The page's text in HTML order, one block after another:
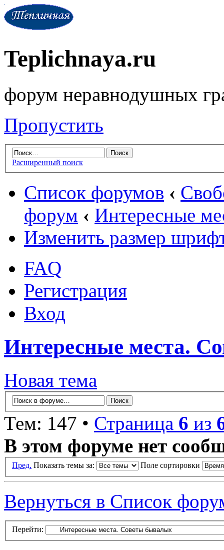
Teplichnaya.ru
форум неравнодушных
Пропустить
Расширенный поиск
Список форумов ‹
форум ‹ Интересные
Изменить размер
FAQ
Регистрация
Вход
Интересные места.
Новая тема
Тем: 147 • Страница 6 из
В этом форуме нет
Пред. Показать темы за: Поле сортировки
Вернуться в Список
Перейти: